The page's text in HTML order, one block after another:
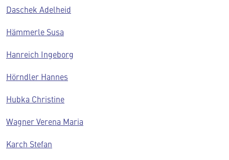
Daschek Adelheid
Hämmerle Susa
Hanreich Ingeborg
Hörndler Hannes
Hubka Christine
Wagner Verena Maria
Karch Stefan